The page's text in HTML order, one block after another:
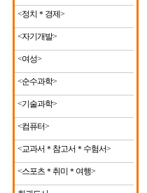
<정치＊경제>
<자기개발>
<여성>
<순수과학>
<기술과학>
<컴퓨터>
<교과서＊참고서＊수험서>
<스포츠＊취미＊여행>